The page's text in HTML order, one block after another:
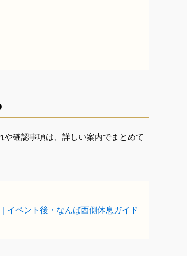
確認事項は、詳しい案内でまとめて
イベント後・なんば西側休息ガイド